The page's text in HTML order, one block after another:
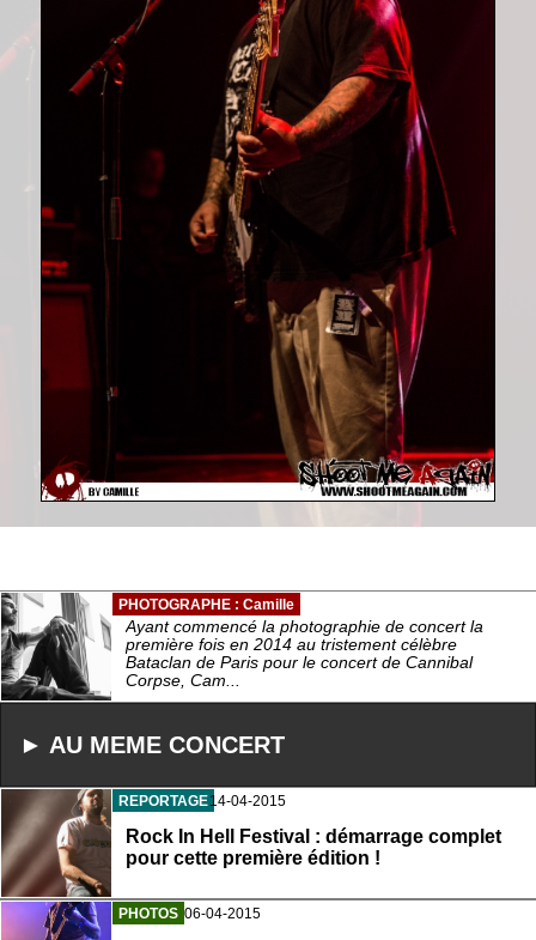
PHOTOGRAPHE : Camille
Ayant commencé la photographie de concert la
première fois en 2014 au tristement célèbre
Bataclan de Paris pour le concert de Cannibal
Corpse, Cam...
► AU MEME CONCERT
REPORTAGE14-04-2015
Rock In Hell Festival : démarrage complet
pour cette première édition !
PHOTOS 06-04-2015